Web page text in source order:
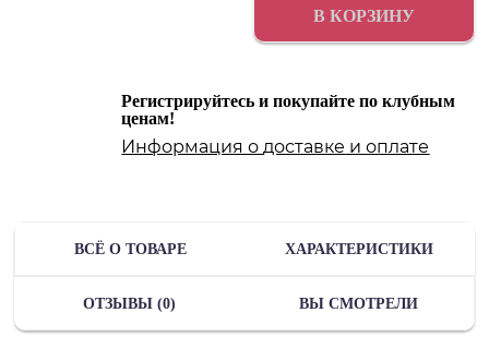
В КОРЗИНУ
Регистрируйтесь и покупайте по клубным
ценам!
Информация одоставке иоплате
ВСЁ О ТОВАРЕ ХАРАКТЕРИСТИКИ
ОТЗЫВЫ (0) ВЫ СМОТРЕЛИ